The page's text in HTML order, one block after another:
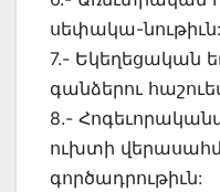
սեփակա-նութիւն:
7.- Եկեղեցական
գանձերու
8.-
ուխտի
գործադրութիւն: